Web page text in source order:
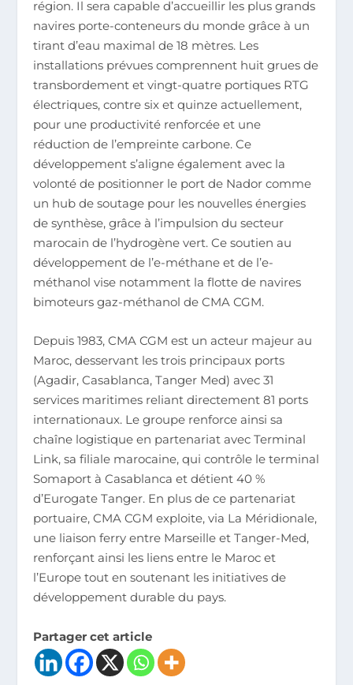
région. Il sera capable d’accueillir les plus grands
navires porte-conteneurs du monde grâce à un
tirant d’eau maximal de 18 mètres. Les
installations prévues comprennent huit grues de
transbordement et vingt-quatre portiques RTG
électriques, contre six et quinze actuellement,
pour une productivité renforcée et une
réduction de l’empreinte carbone. Ce
développement s’aligne également avec la
volonté de positionner le port de Nador comme
un hub de soutage pour les nouvelles énergies
de synthèse, grâce à l’impulsion du secteur
marocain de l’hydrogène vert. Ce soutien au
développement de l’e-méthane et de l’e-
méthanol vise notamment la flotte de navires
bimoteurs gaz-méthanol de CMA CGM​.
Depuis 1983, CMA CGM est un acteur majeur au
Maroc, desservant les trois principaux ports
(Agadir, Casablanca, Tanger Med) avec 31
services maritimes reliant directement 81 ports
internationaux. Le groupe renforce ainsi sa
chaîne logistique en partenariat avec Terminal
Link, sa filiale marocaine, qui contrôle le terminal
Somaport à Casablanca et détient 40 %
d’Eurogate Tanger. En plus de ce partenariat
portuaire, CMA CGM exploite, via La Méridionale,
une liaison ferry entre Marseille et Tanger-Med,
renforçant ainsi les liens entre le Maroc et
l’Europe tout en soutenant les initiatives de
développement durable du pays​.
Partager cet article